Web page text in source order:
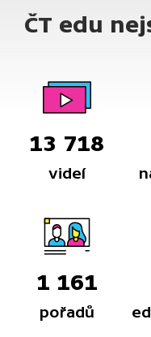
ČT edu
13 718
videí
1 161
pořadů